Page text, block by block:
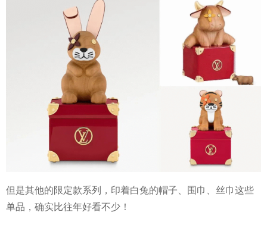
但是其他的限定款系列，印着白兔的帽子、围巾、丝巾这些
单品，确实比往年好看不少！